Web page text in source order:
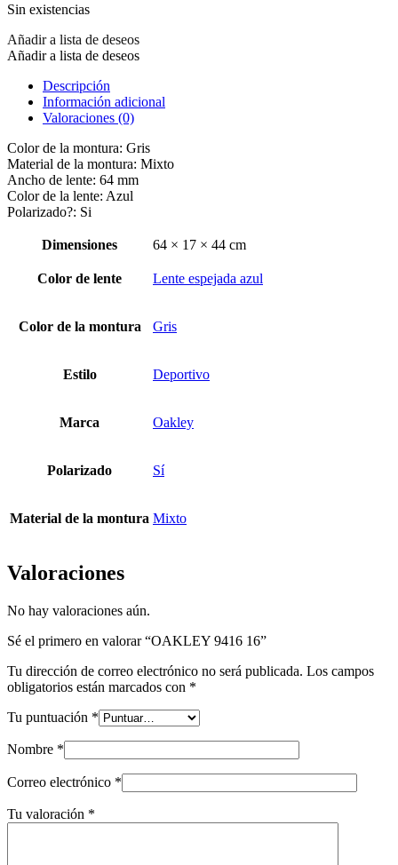
Sin existencias
Añadir a lista de deseos
Añadir a lista de deseos
Descripción
Información adicional
Valoraciones (0)
Color de la montura: Gris
Material de la montura: Mixto
Ancho de lente: 64 mm
Color de la lente: Azul
Polarizado?: Si
Dimensiones 64 × 17 × 44 cm
Color de lente Lente espejada azul
Color de la montura Gris
Estilo Deportivo
Marca Oakley
Polarizado Sí
Material de la montura Mixto
Valoraciones
No hay valoraciones aún.
Sé el primero en valorar “OAKLEY 9416 16”
Tu dirección de correo electrónico no será publicada. Los campos
obligatorios están marcados con *
Tu puntuación *
Nombre *
Correo electrónico *
Tu valoración *